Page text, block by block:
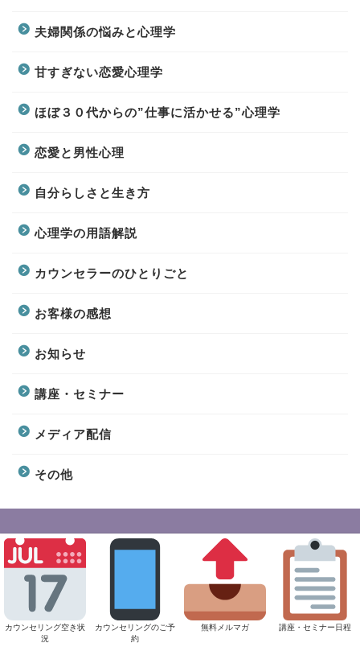
夫婦関係の悩みと心理学
甘すぎない恋愛心理学
ほぼ３０代からの”仕事に活かせる”心理学
恋愛と男性心理
自分らしさと生き方
心理学の用語解説
カウンセラーのひとりごと
お客様の感想
お知らせ
講座・セミナー
メディア配信
その他
表面的な答えではなく、自分の気持ちに丁寧に向き合いた
いと思ったとき。
ここが、その第一歩になれたら嬉しく思います。
カウンセリング空き状
況
カウンセリングのご予
約
無料メルマガ 講座・セミナー日程